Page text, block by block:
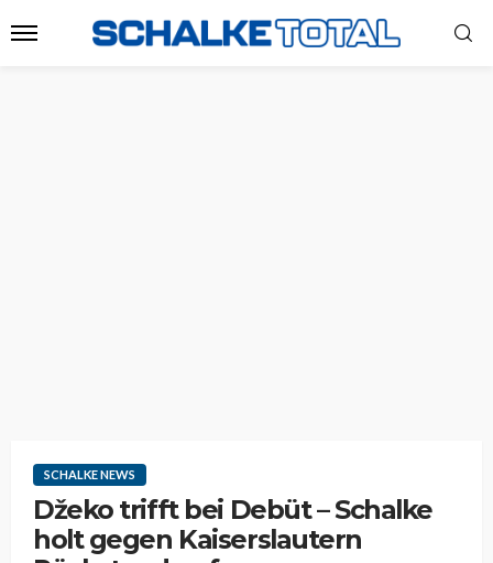
SCHALKE NEWS
Džeko trifft bei Debüt – Schalke
holt gegen Kaiserslautern